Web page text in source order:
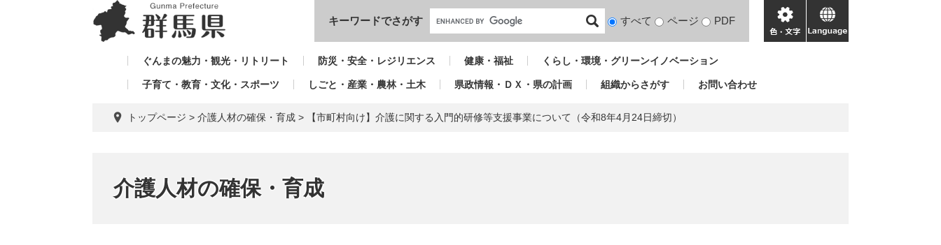
本文へ
キーワードでさがす
検
対
すべて ページ PDF
色・
文
language
ぐんまの魅力・観光・リトリート 防災・安全・レジリエンス 健康・福祉 くらし・環境・グリーンイノベーション
子育て・教育・文化・スポーツ しごと・産業・農林・土木 県政情報・ＤＸ・県の計画 組織からさがす お問い合わせ
トップページ > 介護人材の確保・育成 > 【市町村向け】介護に関する入門的研修等支援事業について（令和8年4月24日締切）
介護人材の確保・育成